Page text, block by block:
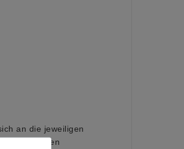
an die jeweiligen
Zeit können